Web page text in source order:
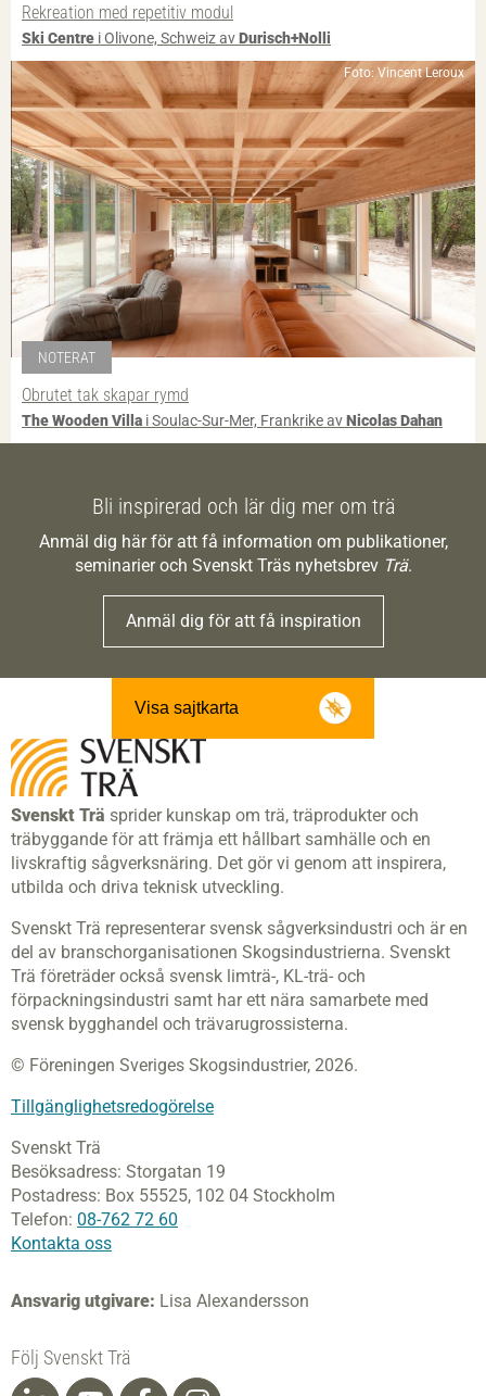
Rekreation med repetitiv modul
Ski Centre i Olivone, Schweiz avDurisch+Nolli
Foto: Vincent Leroux
NOTERAT
Obrutet tak skapar rymd
The Wooden Villa i Soulac-Sur-Mer, Frankrike avNicolas Dahan
Bli inspirerad och lär dig mer om trä
Anmäl dig här för att få information om publikationer,
seminarier och Svenskt Träs nyhetsbrev Trä.
Anmäl dig för att få inspiration
Visa sajtkarta
Svenskt Trä sprider kunskap om trä, träprodukter och
träbyggande för att främja ett hållbart samhälle och en
livskraftig sågverksnäring. Det gör vi genom att inspirera,
utbilda och driva teknisk utveckling.
Svenskt Trä representerar svensk sågverksindustri och är en
del av branschorganisationen Skogsindustrierna. Svenskt
Trä företräder också svensk limträ-, KL-trä- och
förpackningsindustri samt har ett nära samarbete med
svensk bygghandel och trävarugrossisterna.
© Föreningen Sveriges Skogsindustrier, 2026.
Tillgänglighetsredogörelse
Svenskt Trä
Besöksadress: Storgatan 19
Postadress: Box 55525, 102 04 Stockholm
Telefon: 08-762 72 60
Kontakta oss
Ansvarig utgivare: Lisa Alexandersson
Följ Svenskt Trä